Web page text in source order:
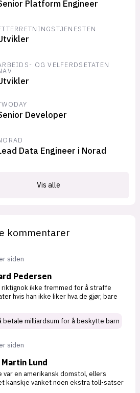
Platform Engineer
OG VELFERDSETATEN
Developer
Data Engineer i Norad
Vis alle
kommentarer
siden
Pedersen
riktignok ikke fremmed for å straffe
hvis han ikke liker hva de gjør, bare
betale milliardsum for å beskytte barn
siden
Lund
var en amerikansk domstol, ellers
kanskje vanket noen ekstra toll-satser